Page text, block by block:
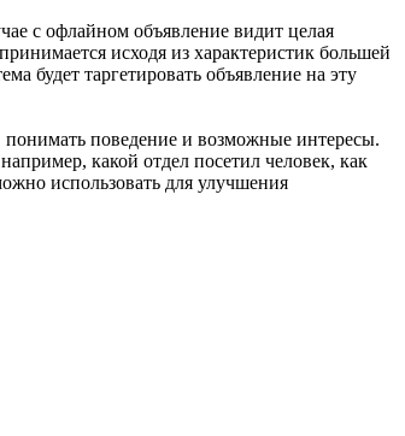
с офлайном объявление видит целая
исходя из характеристик большей
будет таргетировать объявление на эту
понимать поведение и возможные интересы.
какой отдел посетил человек, как
использовать для улучшения